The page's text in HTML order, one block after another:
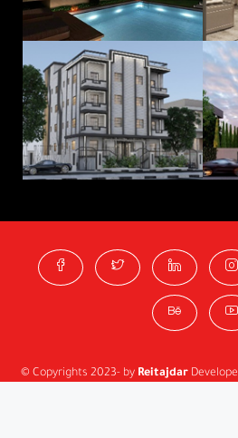
© Copyrights 2023- by Reitajdar